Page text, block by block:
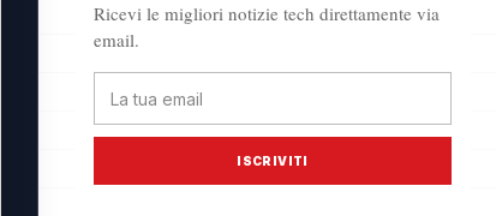
Ricevi le migliori notizie tech direttamente via
email.
ISCRIVITI